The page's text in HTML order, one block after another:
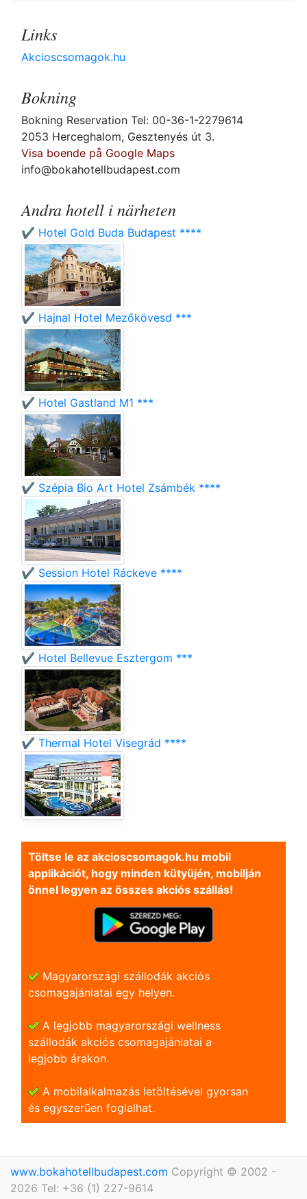
Links
Akcioscsomagok.hu
Bokning
Bokning Reservation Tel: 00-36-1-2279614
2053 Herceghalom, Gesztenyés út 3.
Visa boende på Google Maps
info@bokahotellbudapest.com
Andra hotell i närheten
✔️ Hotel Gold Buda Budapest ****
✔️ Hajnal Hotel Mezőkövesd ***
✔️ Hotel Gastland M1 ***
✔️ Szépia Bio Art Hotel Zsámbék ****
✔️ Session Hotel Ráckeve ****
✔️ Hotel Bellevue Esztergom ***
✔️ Thermal Hotel Visegrád ****
Töltse le az akcioscsomagok.hu mobil
applikációt, hogy minden kütyüjén, mobilján
önnel legyen az összes akciós szállás!
Magyarországi szállodák akciós
csomagajánlatai egy helyen.
A legjobb magyarországi wellness
szállodák akciós csomagajánlatai a
legjobb árakon.
A mobilalkalmazás letöltésével gyorsan
és egyszerũen foglalhat.
www.bokahotellbudapest.com Copyright © 2002 -
2026 Tel: +36 (1) 227-9614